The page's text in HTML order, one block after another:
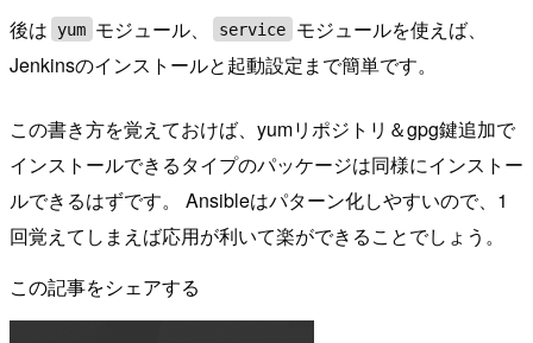
後は yum モジュール、 service
モジュールを使えば、
Jenkinsのインストールと起動設定まで簡単です。
この書き方を覚えておけば、yumリポジトリ＆gpg鍵追加で
インストールできるタイプのパッケージは同様にインストー
ルできるはずです。 Ansibleはパターン化しやすいので、1
回覚えてしまえば応用が利いて楽ができることでしょう。
この記事をシェアする